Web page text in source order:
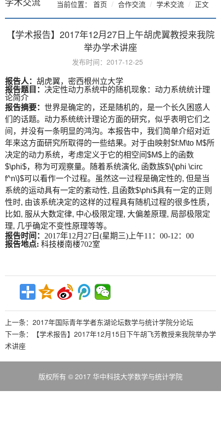
当前位置： 首页 合作交流 学术交流 正文
【学术报告】2017年12月27日上午胡虎翼教授来我院
举办学术讲座
发布时间：2017-12-25
报告人： 胡虎翼，密西根州立大学
报告题目： 决定性动力系统中的随机现象：动力系统统计理
论简介
报告摘要： 世界是确定的，还是随机的，是一个长久困惑人
们的话题。动力系统统计理论方面的研究，似乎表明它们之
间，并没有一条明显的鸿沟。本报告中，我们简单介绍对近
年来这方面研究所取得的一些结果。对于由映射$f:M\to M$所
决定的动力系统，考虑定义于它的相空间$M$上的函数
$\phi$，称为可观察量。随着系统演化, 函数族$\{\phi \circ
f^n\}$可以看作一个过程。虽然这一过程是确定性的, 但是当
系统的运动具有一定的紊动性, 且函数$\phi$具有一定的正则
性时, 由该系统决定的这样的过程具有随机过程的很多性质，
比如, 服从大数定律, 中心极限定理, 大偏差原理, 局部极限定
理, 几乎确定不变性原理等等。
报告时间： 2017年12月 27 日 (星期三)上午11 ： 00-12 ： 00
报告地点: 科技楼南楼702室
上一条： 2017年国际青年学者东湖论坛数学与统计学院分论坛
下一条：
【学术报告】2017年12月15日下午胡飞芳教授来我院举办学
术讲座
版权所有 © 2017 华中科技大学数学与统计学院